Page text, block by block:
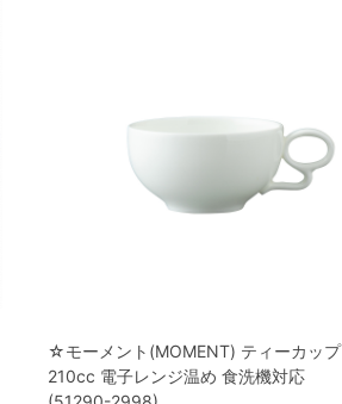
☆モーメント(MOMENT) ティーカップ
210cc 電子レンジ温め 食洗機対応